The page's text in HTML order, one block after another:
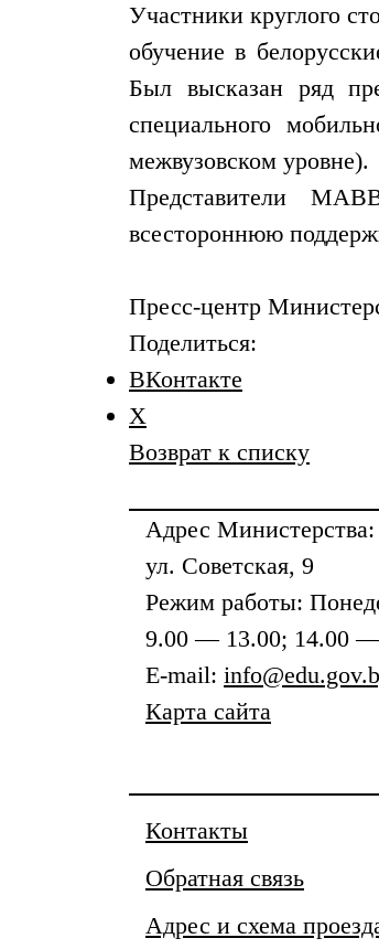
Участники круглого
обучение в
Был высказан ряд
специального
межвузовском уровне).
Представители
всестороннюю
Пресс-центр
Поделиться:
ВКонтакте
X
Возврат к списку
Адрес Министерства
ул. Советская, 9
Режим работы:
9.00 — 13.00; 14.00
E-mail:
Карта сайта
Контакты
Обратная связь
Адрес и схема